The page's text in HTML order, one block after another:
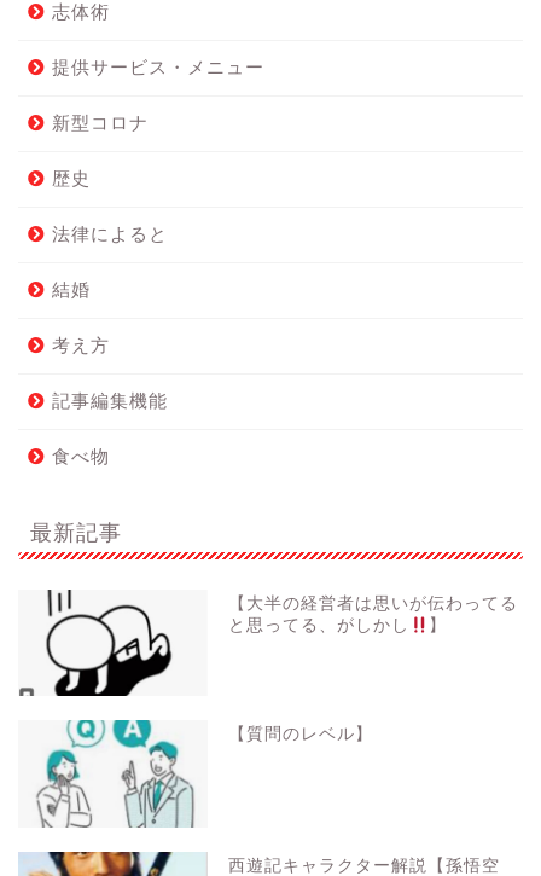
志体術
提供サービス・メニュー
新型コロナ
歴史
法律によると
結婚
考え方
記事編集機能
食べ物
最新記事
【大半の経営者は思いが伝わってる
と思ってる、がしかし
】
【質問のレベル】
西遊記キャラクター解説【孫悟空